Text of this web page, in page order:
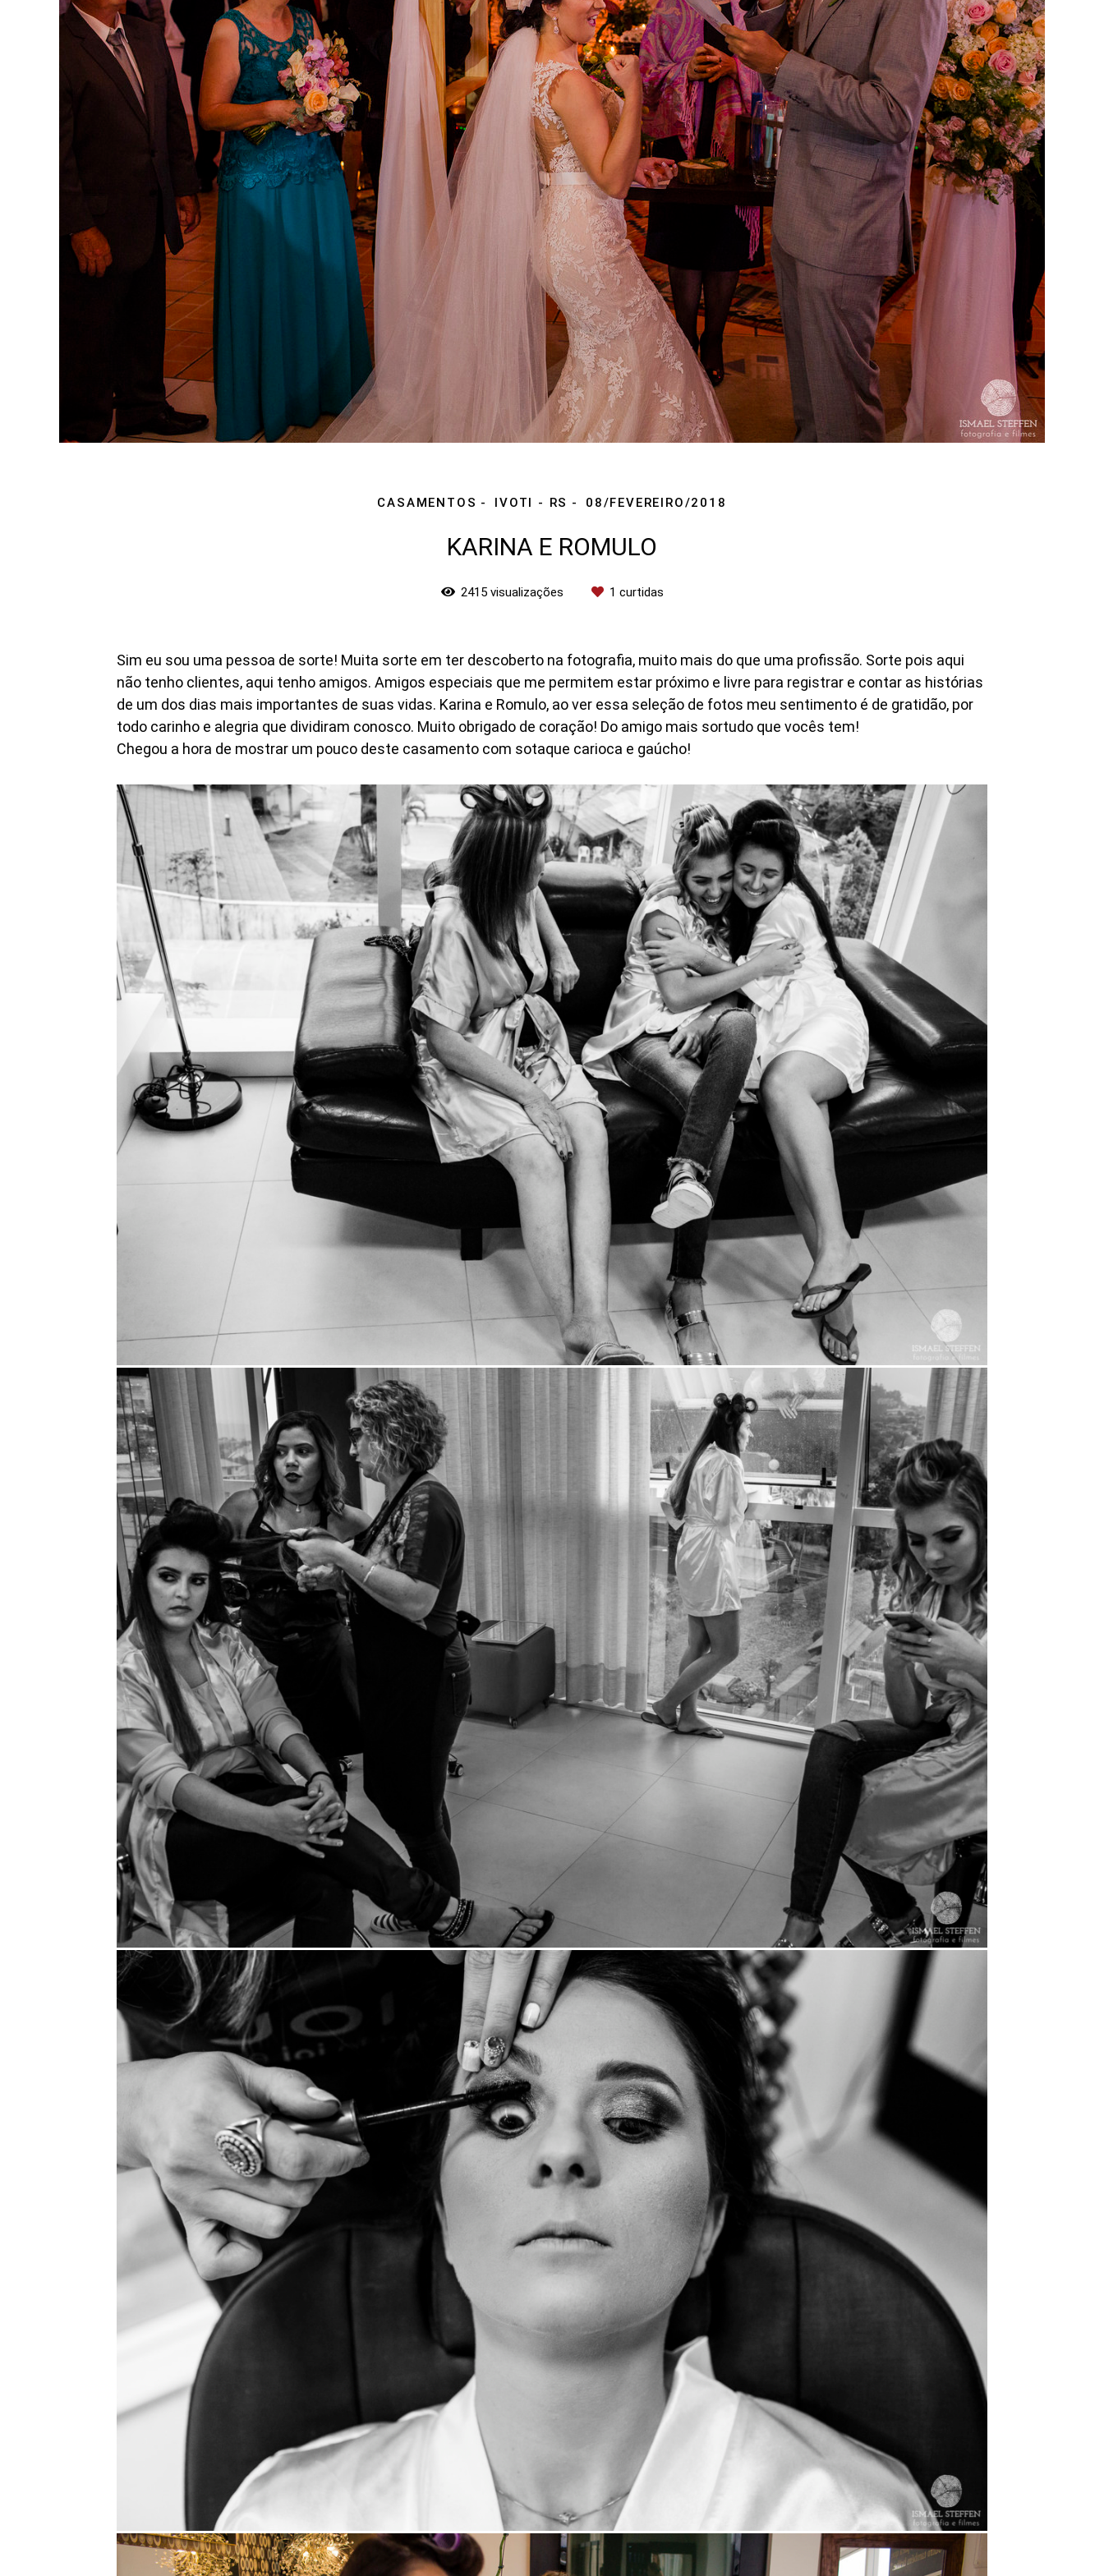
CASAMENTOS IVOTI - RS 08/FEVEREIRO/2018
KARINA E ROMULO
2415visualizações 1 curtidas
Sim eu sou uma pessoa de sorte! Muita sorte em ter descoberto na fotografia, muito mais do que uma profissão. Sorte pois aqui
não tenho clientes, aqui tenho amigos. Amigos especiais que me permitem estar próximo e livre para registrar e contar as histórias
de um dos dias mais importantes de suas vidas. Karina e Romulo, ao ver essa seleção de fotos meu sentimento é de gratidão, por
todo carinho e alegria que dividiram conosco. Muito obrigado de coração! Do amigo mais sortudo que vocês tem!
Chegou a hora de mostrar um pouco deste casamento com sotaque carioca e gaúcho!